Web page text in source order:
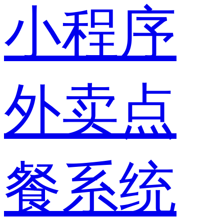
小程序
外卖点
餐系统